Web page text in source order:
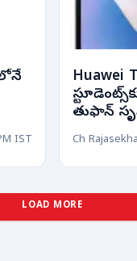
IST
Huawei
తుఫాన్
Ch
LOAD MORE